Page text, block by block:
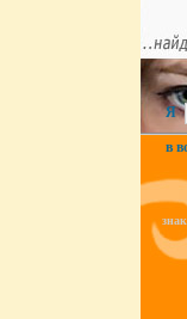
Я
в